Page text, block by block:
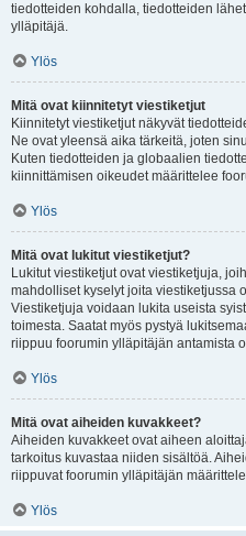
tiedotteiden kohdalla, tiedotteiden
ylläpitäjä.
Ylös
Mitä ovat kiinnitetyt viestiketjut
Kiinnitetyt viestiketjut näkyvät
Ne ovat yleensä aika tärkeitä, joten
Kuten tiedotteiden ja globaalien
kiinnittämisen oikeudet määrittelee
Ylös
Mitä ovat lukitut viestiketjut?
Lukitut viestiketjut ovat viestiketjuja,
mahdolliset kyselyt joita viestiketjussa
Viestiketjuja voidaan lukita useista
toimesta. Saatat myös pystyä
riippuu foorumin ylläpitäjän antamista
Ylös
Mitä ovat aiheiden kuvakkeet?
Aiheiden kuvakkeet ovat aiheen
tarkoitus kuvastaa niiden sisältöä.
riippuvat foorumin ylläpitäjän
Ylös